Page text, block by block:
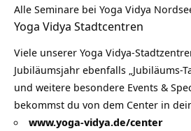
Alle Seminare bei Yoga Vidya
Yoga Vidya Stadtcentren
Viele unserer Yoga Vidya-
Jubiläumsjahr ebenfalls „Jubiläums-
und weitere besondere Events &
bekommst du von dem Center in
www.yoga-vidya.de/center